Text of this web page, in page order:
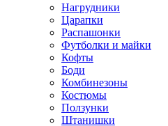
Нагрудники
Царапки
Распашонки
Футболки и майки
Кофты
Боди
Комбинезоны
Костюмы
Ползунки
Штанишки